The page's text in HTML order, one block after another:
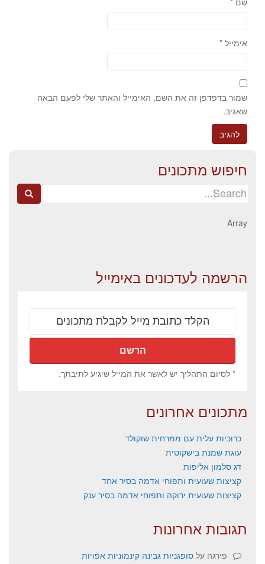
אימייל *
שמור בדפדפן זה את השם, האימייל והאתר שלי לפעם הבאה
שאגיב.
חיפוש מתכונים
Search
Array
הרשמה לעדכונים באימייל
* לסיום התהליך יש לאשר את המייל שיגיע לתיבתך.
מתכונים אחרונים
כרוכיות עלית עם ממרחית שוקולד
עוגת שמנת בישקוטית
דג סלמון אליפות
קציצות שעועית ותפוחי אדמה בסיר אחד
קציצות שעועית ירוקה ותפוחי אדמה בסיר ענק
תגובות אחרונות
פירגה על סופגניות גבינה קינמוניות אפויות